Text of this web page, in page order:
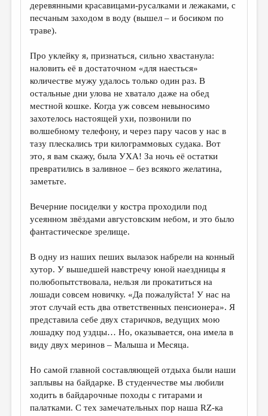
РЕЦЕНЗИРОВАНИЕ
ЦИКЛЫ ПУБЛИКАЦИЙ
ТРЕДИАКОВСКИЙ
МЕДИА
ВКОНТАКТЕ
деревянными красавицами-русалками и лежаками, с
песчаным заходом в воду (вышел – и босиком по
траве).
Про уклейку я, признаться, сильно хвастанула:
наловить её в достаточном «для наесться»
количестве мужу удалось только один раз. В
остальные дни улова не хватало даже на обед
местной кошке. Когда уж совсем невыносимо
захотелось настоящей ухи, позвонили по
волшебному телефону, и через пару часов у нас в
тазу плескались три килограммовых судака. Вот
это, я вам скажу, была УХА! За ночь её остатки
превратились в заливное – без всякого желатина,
заметьте.
Вечерние посиделки у костра проходили под
усеянном звёздами августовским небом, и это было
фантастическое зрелище.
В одну из наших пеших вылазок набрели на конный
хутор. У вышедшей навстречу юной наездницы я
полюбопытствовала, нельзя ли прокатиться на
лошади совсем новичку. «Да пожалуйста! У нас на
этот случай есть два ответственных пенсионера». Я
представила себе двух старичков, ведущих мою
лошадку под уздцы… Но, оказывается, она имела в
виду двух меринов – Малыша и Месяца.
Но самой главной составляющей отдыха были наши
заплывы на байдарке. В студенчестве мы любили
ходить в байдарочные походы с гитарами и
палатками. С тех замечательных пор наша RZ-ка